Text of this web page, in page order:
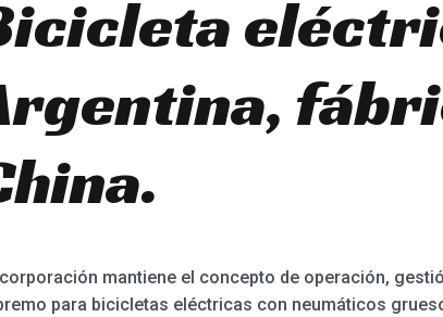
mantiene el concepto de operación,
para bicicletas eléctricas con neumáticos